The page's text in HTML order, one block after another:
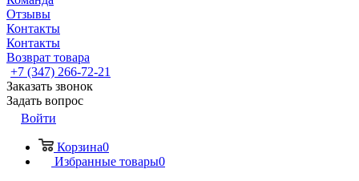
Отзывы
Контакты
Контакты
Возврат товара
+7 (347) 266-72-21
Заказать звонок
Задать вопрос
Войти
Корзина0
Избранные товары0